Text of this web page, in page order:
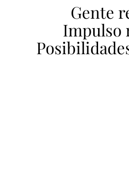
Gente
Impulso